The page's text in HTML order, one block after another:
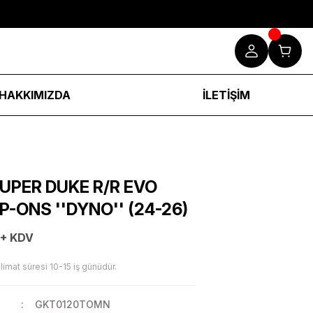
İLETİŞİM
DUKE R/R EVO
ONS ''DYNO'' (24-26)
KDV
süresi 10-15 iş günüdür.
GKT0120TOMN